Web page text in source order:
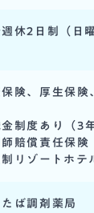
休2日制（日
険、厚生保険
制度あり（3
賠償責任保険
リゾートホテ
ば調剤薬局